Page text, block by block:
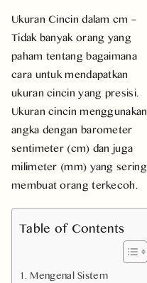
Ukuran Cincin dalam cm –
Tidak banyak orang yang
paham tentang bagaimana
cara untuk mendapatkan
ukuran cincin yang presisi.
Ukuran cincin menggunakan
angka dengan barometer
sentimeter (cm) dan juga
milimeter (mm) yang sering
membuat orang terkecoh.
Table of Contents
Mengenal Sistem